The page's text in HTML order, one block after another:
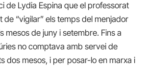
de Lydia Espina que el professorat
de “vigilar” els temps del menjador
mesos de juny i setembre. Fins a
no comptava amb servei de
dos mesos, i per posar-lo en marxa i